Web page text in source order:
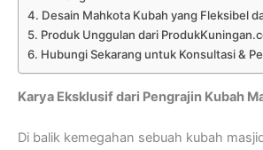
Desain Mahkota Kubah yang Fleksibel
Produk Unggulan dari
Hubungi Sekarang untuk Konsultasi &
Karya Eksklusif dari Pengrajin Kubah
Di balik kemegahan sebuah kubah